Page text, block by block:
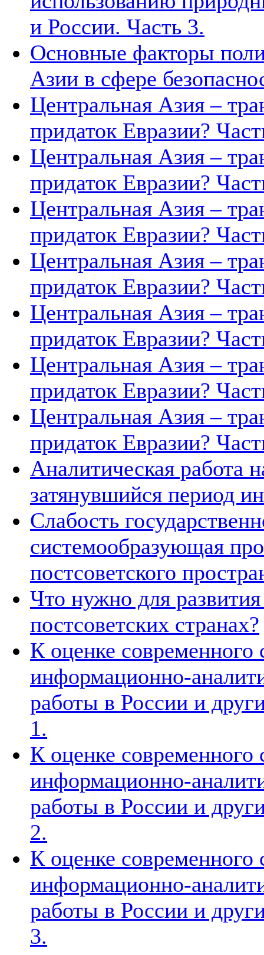
и России. Часть 3.
Основные факторы
Азии в сфере
Центральная Азия –
придаток Евразии?
Центральная Азия –
придаток Евразии?
Центральная Азия –
придаток Евразии?
Центральная Азия –
придаток Евразии?
Центральная Азия –
придаток Евразии?
Центральная Азия –
придаток Евразии?
Центральная Азия –
придаток Евразии?
Аналитическая работа
затянувшийся период
Слабость
системообразующая
постсоветского
Что нужно для
постсоветских странах?
К оценке современного
информационно-
работы в России и
1.
К оценке современного
информационно-
работы в России и
2.
К оценке современного
информационно-
работы в России и
3.